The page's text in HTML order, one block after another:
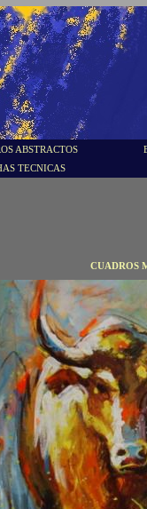
ABSTRACTOS
TECNICAS
CUADROS